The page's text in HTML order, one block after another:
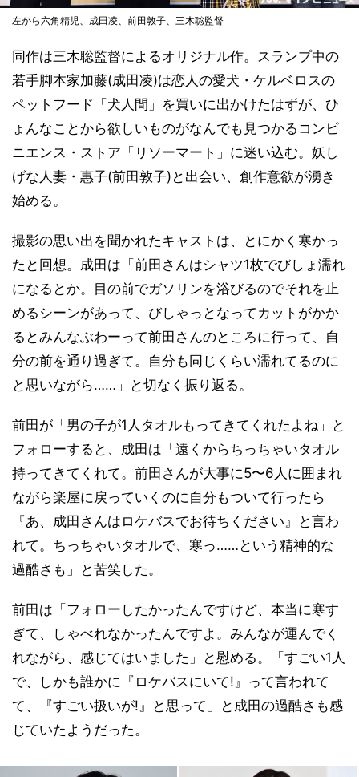
左から六角精児、成田凌、前田敦子、三木聡監督
同作は三木聡監督によるオリジナル作。スランプ中の
若手脚本家加藤(成田凌)は恋人の愛犬・ケルベロスの
ペットフード「犬人間」を買いに出かけたはずが、ひ
ょんなことから欲しいものがなんでも見つかるコンビ
ニエンス・ストア「リソーマート」に迷い込む。妖し
げな人妻・惠子(前田敦子)と出会い、創作意欲が湧き
始める。
撮影の思い出を聞かれたキャストは、とにかく寒かっ
たと回想。成田は「前田さんはシャツ1枚でびしょ濡れ
になるとか。目の前でガソリンを浴びるのでそれを止
めるシーンがあって、びしゃっとなってカットがかか
るとみんなぶわーって前田さんのところに行って、自
分の前を通り過ぎて。自分も同じくらい濡れてるのに
と思いながら……」と切なく振り返る。
前田が「男の子が1人タオルもってきてくれたよね」と
フォローすると、成田は「遠くからちっちゃいタオル
持ってきてくれて。前田さんが大事に5〜6人に囲まれ
ながら楽屋に戻っていくのに自分もついて行ったら
『あ、成田さんはロケバスでお待ちください』と言わ
れて。ちっちゃいタオルで、寒っ……という精神的な
過酷さも」と苦笑した。
前田は「フォローしたかったんですけど、本当に寒す
ぎて、しゃべれなかったんですよ。みんなが運んでく
れながら、感じてはいました」と慰める。「すごい1人
で、しかも誰かに『ロケバスにいて!』って言われて
て、『すごい扱いが!』と思って」と成田の過酷さも感
じていたようだった。